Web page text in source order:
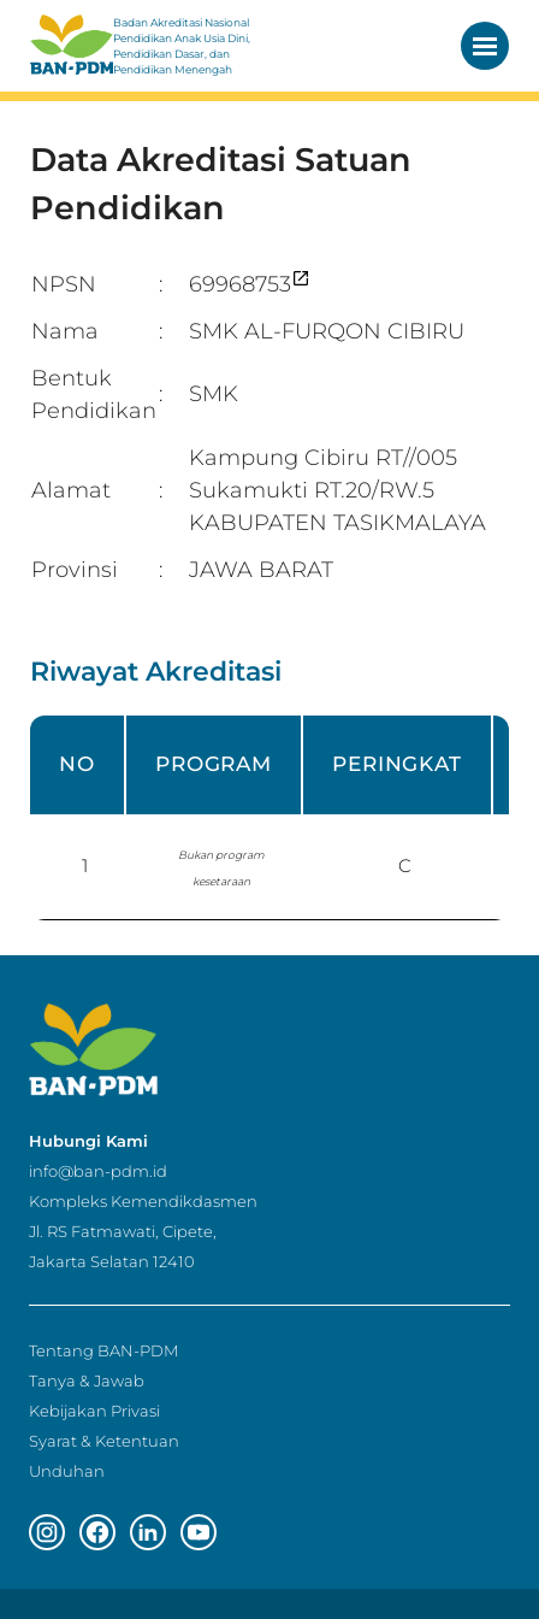
Badan Akreditasi Nasional
Pendidikan Anak Usia Dini,
Pendidikan Dasar, dan
Pendidikan Menengah
Data Akreditasi Satuan
Pendidikan
NPSN :
69968753
Nama
:
SMK AL-FURQON CIBIRU
Bentuk
Pendidikan
: SMK
Alamat :
Kampung Cibiru RT//005
Sukamukti RT.20/RW.5
KABUPATEN TASIKMALAYA
Provinsi
: JAWA BARAT
Riwayat Akreditasi
NO PROGRAM PERINGKAT
1
Bukan program
kesetaraan
C
Hubungi Kami
info@ban-pdm.id
Kompleks Kemendikdasmen
Jl. RS Fatmawati, Cipete,
Jakarta Selatan 12410
Tentang BAN-PDM
Tanya & Jawab
Kebijakan Privasi
Syarat & Ketentuan
Unduhan